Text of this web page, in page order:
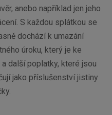
anebo například jen jeho
S každou splátkou se
dochází k umazání
úroku, který je ke
další poplatky, které jsou
jako příslušenství jistiny